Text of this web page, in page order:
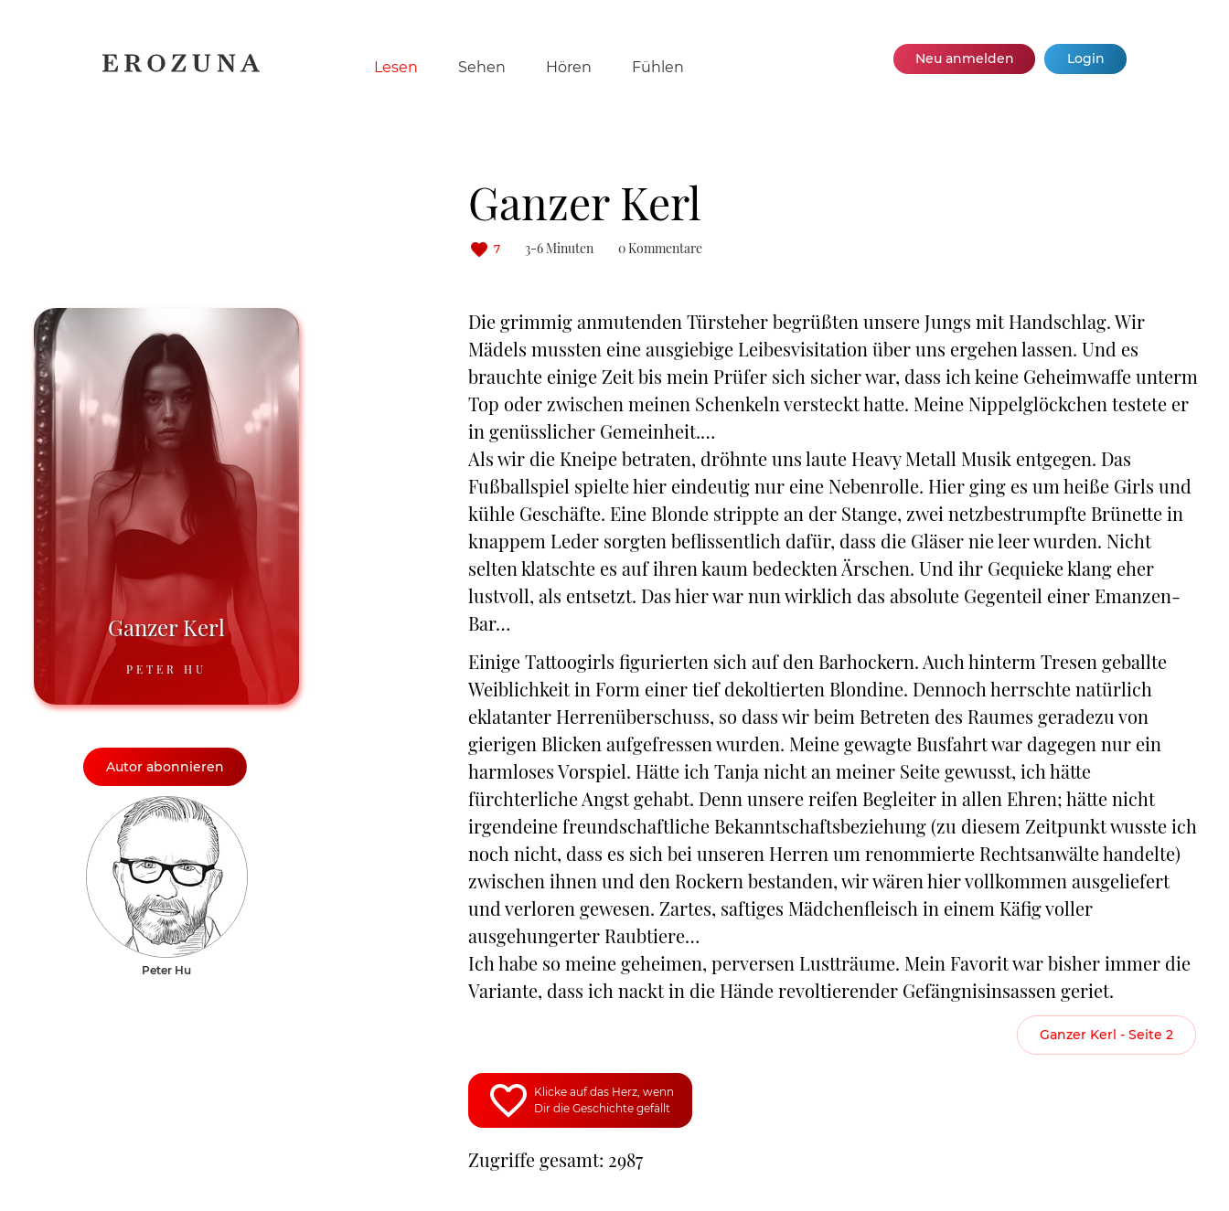
Navigation
Lesen Sehen Hören Fühlen Neu anmelden Login
Ganzer Kerl
7 3-6 Minuten 0 Kommentare
Ganzer Kerl
PETER HU
Autor abonnieren
Peter Hu
Die grimmig anmutenden Türsteher begrüßten unsere Jungs mit Handschlag. Wir
Mädels mussten eine ausgiebige Leibesvisitation über uns ergehen lassen. Und es
brauchte einige Zeit bis mein Prüfer sich sicher war, dass ich keine Geheimwaffe unterm
Top oder zwischen meinen Schenkeln versteckt hatte. Meine Nippelglöckchen testete er
in genüsslicher Gemeinheit.…
Als wir die Kneipe betraten, dröhnte uns laute Heavy Metall Musik entgegen. Das
Fußballspiel spielte hier eindeutig nur eine Nebenrolle. Hier ging es um heiße Girls und
kühle Geschäfte. Eine Blonde strippte an der Stange, zwei netzbestrumpfte Brünette in
knappem Leder sorgten beflissentlich dafür, dass die Gläser nie leer wurden. Nicht
selten klatschte es auf ihren kaum bedeckten Ärschen. Und ihr Gequieke klang eher
lustvoll, als entsetzt. Das hier war nun wirklich das absolute Gegenteil einer Emanzen-
Bar…
Einige Tattoogirls figurierten sich auf den Barhockern. Auch hinterm Tresen geballte
Weiblichkeit in Form einer tief dekoltierten Blondine. Dennoch herrschte natürlich
eklatanter Herrenüberschuss, so dass wir beim Betreten des Raumes geradezu von
gierigen Blicken aufgefressen wurden. Meine gewagte Busfahrt war dagegen nur ein
harmloses Vorspiel. Hätte ich Tanja nicht an meiner Seite gewusst, ich hätte
fürchterliche Angst gehabt. Denn unsere reifen Begleiter in allen Ehren; hätte nicht
irgendeine freundschaftliche Bekanntschaftsbeziehung (zu diesem Zeitpunkt wusste ich
noch nicht, dass es sich bei unseren Herren um renommierte Rechtsanwälte handelte)
zwischen ihnen und den Rockern bestanden, wir wären hier vollkommen ausgeliefert
und verloren gewesen. Zartes, saftiges Mädchenfleisch in einem Käfig voller
ausgehungerter Raubtiere…
Ich habe so meine geheimen, perversen Lustträume. Mein Favorit war bisher immer die
Variante, dass ich nackt in die Hände revoltierender Gefängnisinsassen geriet.
Ganzer Kerl - Seite 2
Klicke auf das Herz, wenn
Dir die Geschichte gefällt
Zugriffe gesamt: 2987